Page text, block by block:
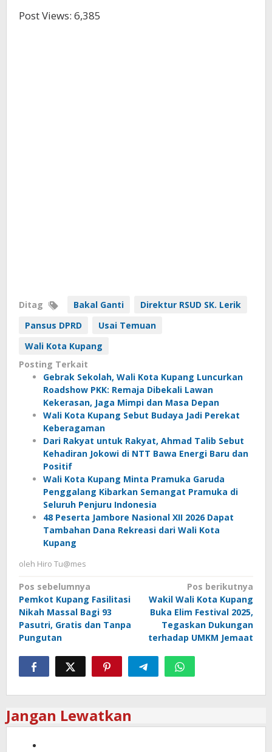
Post Views: 6,385
Ditag Bakal Ganti
Direktur RSUD SK. Lerik
Pansus DPRD
Usai Temuan
Wali Kota Kupang
Posting Terkait
Gebrak Sekolah, Wali Kota Kupang Luncurkan
Roadshow PKK: Remaja Dibekali Lawan
Kekerasan, Jaga Mimpi dan Masa Depan
Wali Kota Kupang Sebut Budaya Jadi Perekat
Keberagaman
Dari Rakyat untuk Rakyat, Ahmad Talib Sebut
Kehadiran Jokowi di NTT Bawa Energi Baru dan
Positif
Wali Kota Kupang Minta Pramuka Garuda
Penggalang Kibarkan Semangat Pramuka di
Seluruh Penjuru Indonesia
48 Peserta Jambore Nasional XII 2026 Dapat
Tambahan Dana Rekreasi dari Wali Kota
Kupang
oleh Hiro Tu@mes
Navigasi
pos
Pos sebelumnya
Pemkot Kupang Fasilitasi
Nikah Massal Bagi 93
Pasutri, Gratis dan Tanpa
Pungutan
Pos berikutnya
Wakil Wali Kota Kupang
Buka Elim Festival 2025,
Tegaskan Dukungan
terhadap UMKM Jemaat
Jangan Lewatkan